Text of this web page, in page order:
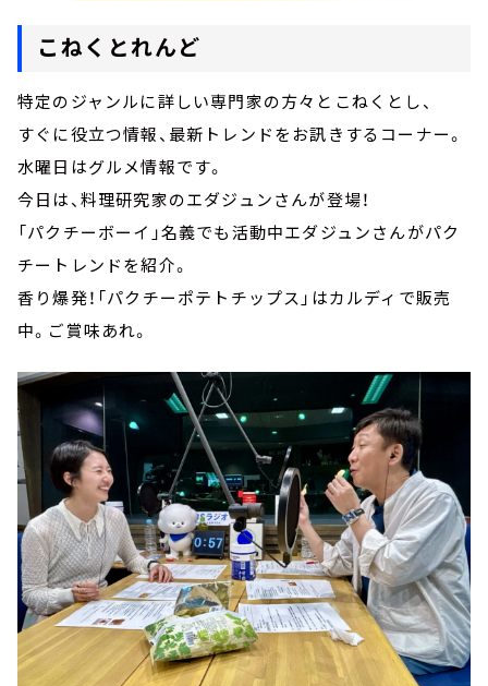
こねくとれんど
特定のジャンルに詳しい専門家の方々とこねくとし、
すぐに役立つ情報、最新トレンドをお訊きするコーナー。
水曜日はグルメ情報です。
今日は、料理研究家のエダジュンさんが登場！
「パクチーボーイ」名義でも活動中エダジュンさんがパク
チートレンドを紹介。
香り爆発！「パクチーポテトチップス」はカルディで販売
中。ご賞味あれ。